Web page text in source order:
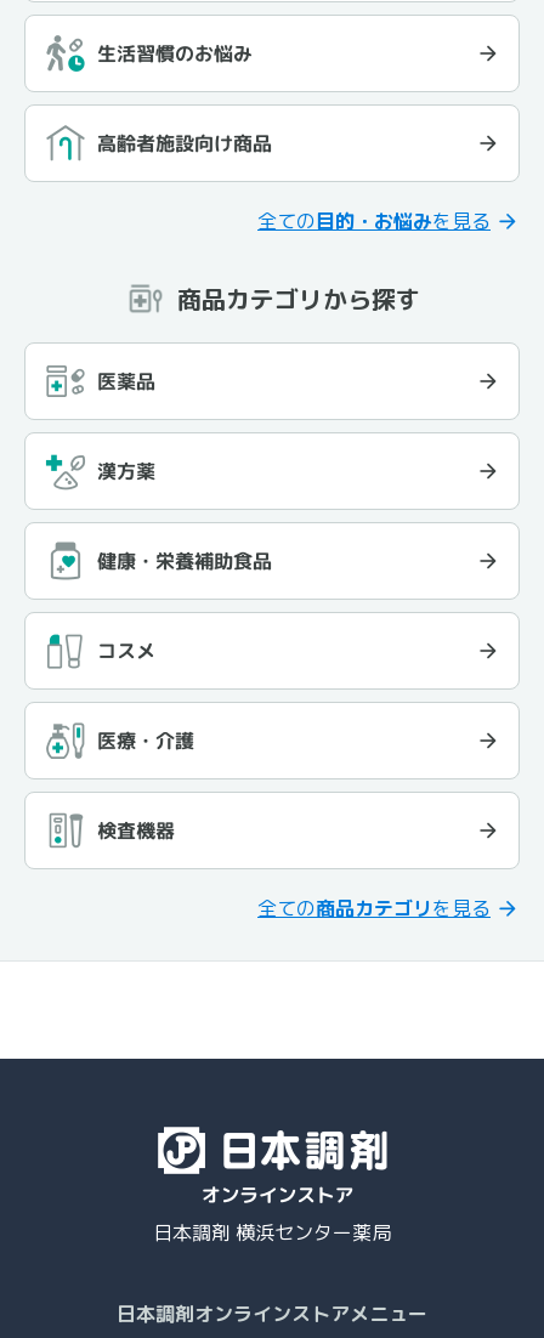
生活習慣のお悩み
高齢者施設向け商品
全ての目的・お悩みを見る
商品カテゴリから探す
医薬品
漢方薬
健康・栄養補助食品
コスメ
医療・介護
検査機器
全ての商品カテゴリを見る
日本調剤 横浜センター薬局
日本調剤オンラインストアメニュー